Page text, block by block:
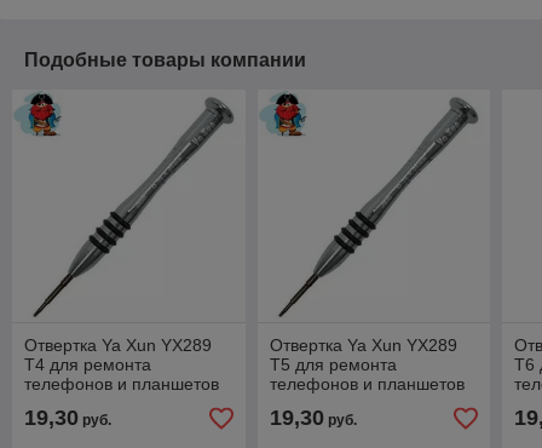
Подобные товары компании
Отвертка Ya Xun YX289
T4 для ремонта
телефонов и планшетов
19,30 руб.
Отвертка Ya Xun YX289
T5 для ремонта
телефонов и планшетов
19,30руб.
T6